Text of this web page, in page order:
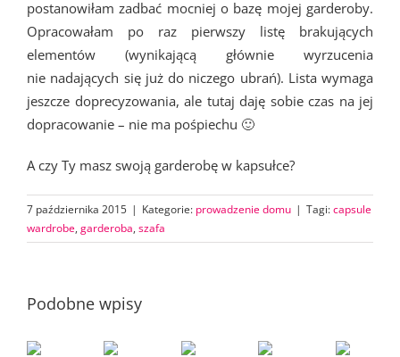
postanowiłam zadbać mocniej o bazę mojej garderoby.
Opracowałam po raz pierwszy listę brakujących
elementów (wynikającą głównie wyrzucenia
nie nadających się już do niczego ubrań). Lista wymaga
jeszcze doprecyzowania, ale tutaj daję sobie czas na jej
dopracowanie – nie ma pośpiechu 🙂
A czy Ty masz swoją garderobę w kapsułce?
7 października 2015 | Kategorie: prowadzenie domu | Tagi:capsule
wardrobe, garderoba, szafa
Podobne wpisy